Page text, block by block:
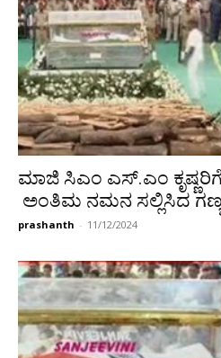
ಮಾಜಿ ಸಿಎಂ ಎಸ್.ಎಂ
ಅಂತಿಮ ನಮನ ಸಲ್ಲಿಸಿದ
prashanth - 11/12/2024